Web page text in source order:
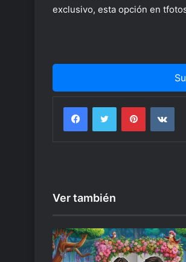
exclusivo, esta opción en
FacebookTwitterPinterest
Ver también